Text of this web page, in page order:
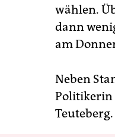
wählen.
dann
am
Neben
Politikerin
Teuteberg.